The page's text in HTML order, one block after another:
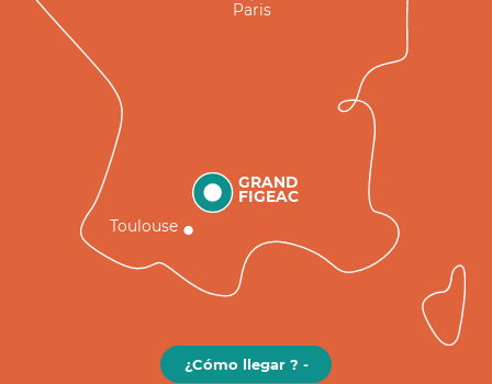
GRAND
FIGEAC
Toulouse
Paris
¿Cómo llegar ? -